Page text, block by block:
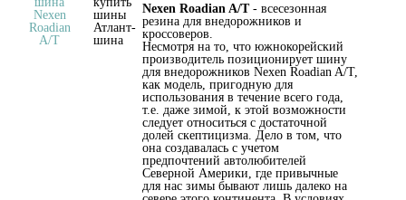
Nexen Roadian A/T- всесезонная
резина для внедорожников и
кроссоверов.
Несмотря на то, что южнокорейский
производитель позиционирует шину
для внедорожников Nexen Roadian A/T,
как модель, пригодную для
использования в течение всего года,
т.е. даже зимой, к этой возможности
следует относиться с достаточной
долей скептицизма. Дело в том, что
она создавалась с учетом
предпочтений автолюбителей
Северной Америки, где привычные
для нас зимы бывают лишь далеко на